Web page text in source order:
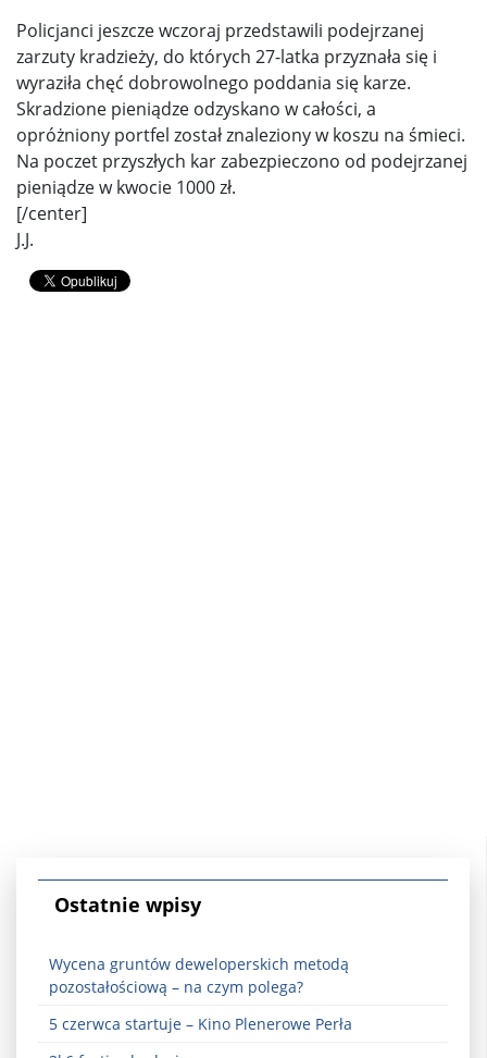
Policjanci jeszcze wczoraj przedstawili podejrzanej
zarzuty kradzieży, do których 27-latka przyznała się i
wyraziła chęć dobrowolnego poddania się karze.
Skradzione pieniądze odzyskano w całości, a
opróżniony portfel został znaleziony w koszu na śmieci.
Na poczet przyszłych kar zabezpieczono od podejrzanej
pieniądze w kwocie 1000 zł.
[/center]
J.J.
Ostatnie wpisy
Wycena gruntów deweloperskich metodą
pozostałościową – na czym polega?
5 czerwca startuje – Kino Plenerowe Perła